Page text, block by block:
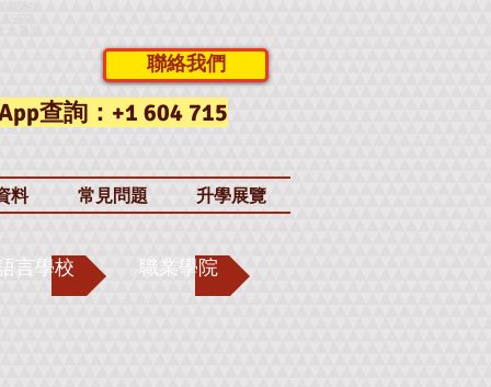
聯絡我們
查詢：+1 604 715
料 常見問題 升學展覽
言學校 職業學院